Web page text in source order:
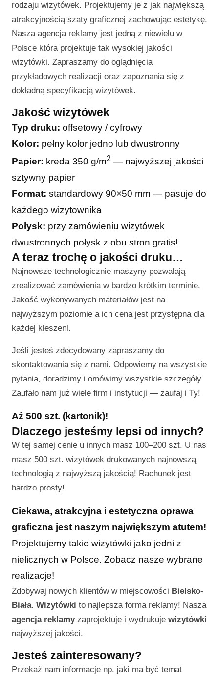
rodzaju wizytówek. Projektujemy je z jak największą
atrakcyjnością szaty graficznej zachowując estetykę.
Nasza agencja reklamy jest jedną z niewielu w
Polsce która projektuje tak wysokiej jakości
wizytówki. Zapraszamy do oglądnięcia
przykładowych realizacji oraz zapoznania się z
dokładną specyfikacją wizytówek.
Jakość wizytówek
Typ druku: offsetowy / cyfrowy
Kolor: pełny kolor jedno lub dwustronny
Papier: kreda 350 g/m2 — najwyższej jakości
sztywny papier
Format: standardowy 90×50 mm — pasuje do
każdego wizytownika
Połysk: przy zamówieniu wizytówek
dwustronnych połysk z obu stron gratis!
A teraz trochę o jakości druku…
Najnowsze technologicznie maszyny pozwalają
zrealizować zamówienia w bardzo krótkim terminie.
Jakość wykonywanych materiałów jest na
najwyższym poziomie a ich cena jest przystępna dla
każdej kieszeni.
Jeśli jesteś zdecydowany zapraszamy do
skontaktowania się z nami. Odpowiemy na wszystkie
pytania, doradzimy i omówimy wszystkie szczegóły.
Zaufało nam już wiele firm i instytucji — zaufaj i Ty!
Aż 500 szt. (kartonik)!
Dlaczego jesteśmy lepsi od innych?
W tej samej cenie u innych masz 100–200 szt. U nas
masz 500 szt. wizytówek drukowanych najnowszą
technologią z najwyższą jakością! Rachunek jest
bardzo prosty!
Ciekawa, atrakcyjna i estetyczna oprawa
graficzna jest naszym największym atutem!
Projektujemy takie wizytówki jako jedni z
nielicznych w Polsce. Zobacz nasze wybrane
realizacje!
Zdobywaj nowych klientów w miejscowości Bielsko-
Biała. Wizytówki to najlepsza forma reklamy! Nasza
agencja reklamyzaprojektuje i wydrukuje wizytówki
najwyższej jakości.
Jesteś zainteresowany?
Przekaż nam informacje np. jaki ma być temat